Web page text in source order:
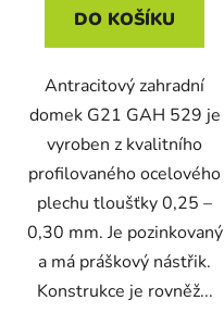
DO KOŠÍKU
Antracitový zahradní
domek G21 GAH 529 je
vyroben z kvalitního
profilovaného ocelového
plechu tloušťky 0,25 –
0,30 mm. Je pozinkovaný
a má práškový nástřik.
Konstrukce je rovněž...